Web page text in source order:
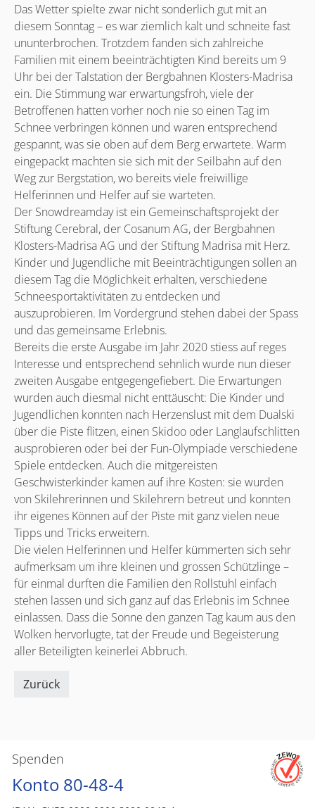
Spenden
Konto 80-48-4
Das Wetter spielte zwar nicht sonderlich gut mit an
diesem Sonntag – es war ziemlich kalt und schneite fast
ununterbrochen. Trotzdem fanden sich zahlreiche
Familien mit einem beeinträchtigten Kind bereits um 9
Uhr bei der Talstation der Bergbahnen Klosters-Madrisa
ein. Die Stimmung war erwartungsfroh, viele der
Betroffenen hatten vorher noch nie so einen Tag im
Schnee verbringen können und waren entsprechend
gespannt, was sie oben auf dem Berg erwartete. Warm
eingepackt machten sie sich mit der Seilbahn auf den
Weg zur Bergstation, wo bereits viele freiwillige
Helferinnen und Helfer auf sie warteten.
Der Snowdreamday ist ein Gemeinschaftsprojekt der
Stiftung Cerebral, der Cosanum AG, der Bergbahnen
Klosters-Madrisa AG und der Stiftung Madrisa mit Herz.
Kinder und Jugendliche mit Beeinträchtigungen sollen an
diesem Tag die Möglichkeit erhalten, verschiedene
Schneesportaktivitäten zu entdecken und
auszuprobieren. Im Vordergrund stehen dabei der Spass
und das gemeinsame Erlebnis.
Bereits die erste Ausgabe im Jahr 2020 stiess auf reges
Interesse und entsprechend sehnlich wurde nun dieser
zweiten Ausgabe entgegengefiebert. Die Erwartungen
wurden auch diesmal nicht enttäuscht: Die Kinder und
Jugendlichen konnten nach Herzenslust mit dem Dualski
über die Piste flitzen, einen Skidoo oder Langlaufschlitten
ausprobieren oder bei der Fun-Olympiade verschiedene
Spiele entdecken. Auch die mitgereisten
Geschwisterkinder kamen auf ihre Kosten: sie wurden
von Skilehrerinnen und Skilehrern betreut und konnten
ihr eigenes Können auf der Piste mit ganz vielen neue
Tipps und Tricks erweitern.
Die vielen Helferinnen und Helfer kümmerten sich sehr
aufmerksam um ihre kleinen und grossen Schützlinge –
für einmal durften die Familien den Rollstuhl einfach
stehen lassen und sich ganz auf das Erlebnis im Schnee
einlassen. Dass die Sonne den ganzen Tag kaum aus den
Wolken hervorlugte, tat der Freude und Begeisterung
aller Beteiligten keinerlei Abbruch.
Zurück